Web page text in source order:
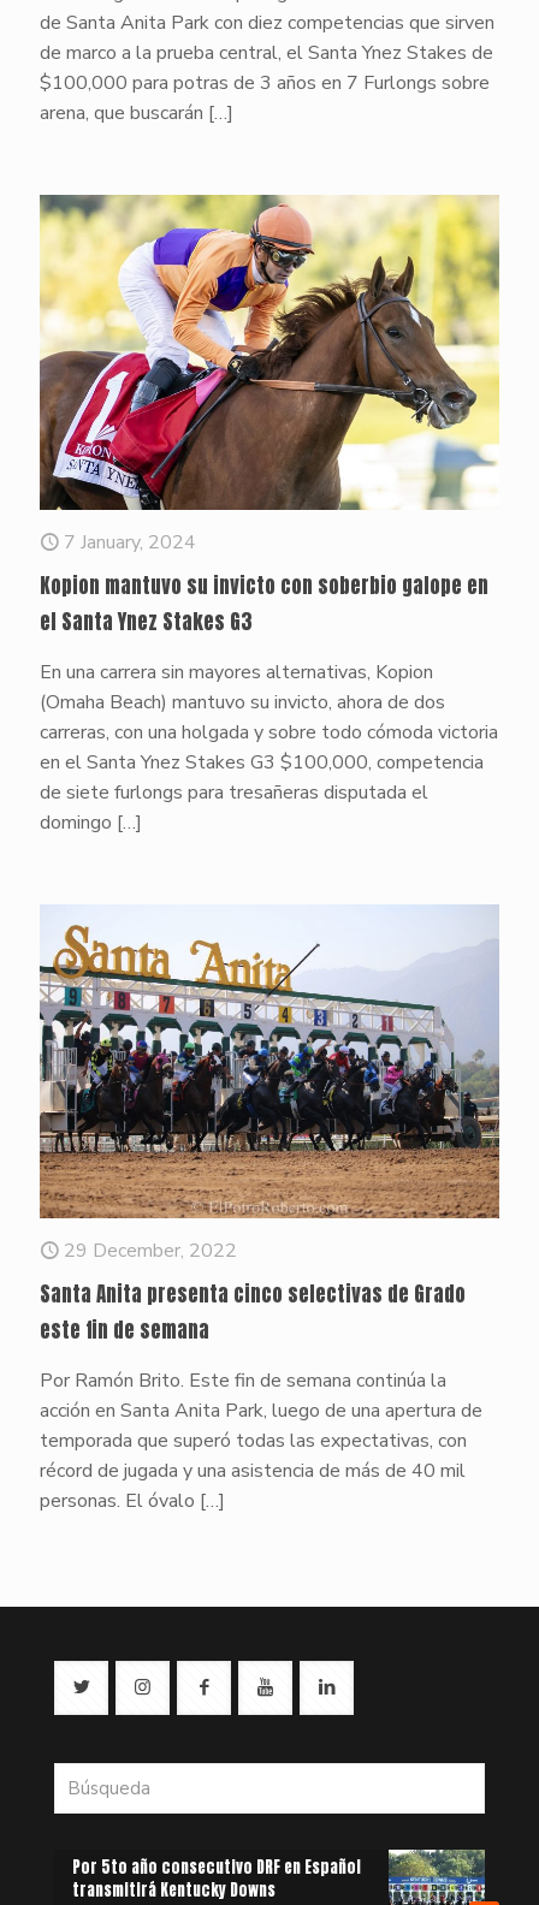
de Santa Anita Park con diez competencias que sirven
de marco a la prueba central, el Santa Ynez Stakes de
$100,000 para potras de 3 años en 7 Furlongs sobre
arena, que buscarán […]
7 January, 2024
Kopion mantuvo su invicto con soberbio galope en
el Santa Ynez Stakes G3
En una carrera sin mayores alternativas, Kopion
(Omaha Beach) mantuvo su invicto, ahora de dos
carreras, con una holgada y sobre todo cómoda victoria
en el Santa Ynez Stakes G3 $100,000, competencia
de siete furlongs para tresañeras disputada el
domingo […]
29 December, 2022
Santa Anita presenta cinco selectivas de Grado
este fin de semana
Por Ramón Brito. Este fin de semana continúa la
acción en Santa Anita Park, luego de una apertura de
temporada que superó todas las expectativas, con
récord de jugada y una asistencia de más de 40 mil
personas. El óvalo […]
Por 5to año consecutivo DRF en Español
transmitirá Kentucky Downs